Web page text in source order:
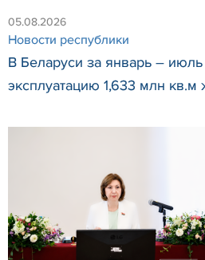
05.08.2026
Новости республики
В Беларуси за январь –
эксплуатацию 1,633 млн кв.м